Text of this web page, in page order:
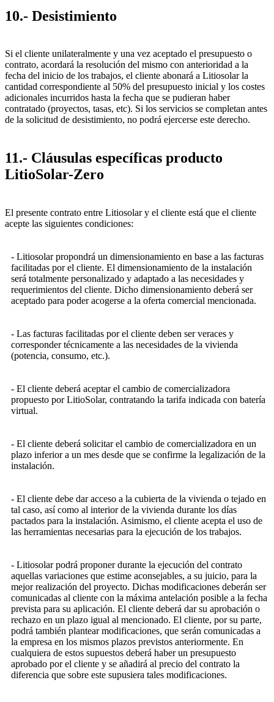
10.- Desistimiento
Si el cliente unilateralmente y una vez aceptado el presupuesto o
contrato, acordará la resolución del mismo con anterioridad a la
fecha del inicio de los trabajos, el cliente abonará a Litiosolar la
cantidad correspondiente al 50% del presupuesto inicial y los costes
adicionales incurridos hasta la fecha que se pudieran haber
contratado (proyectos, tasas, etc). Si los servicios se completan antes
de la solicitud de desistimiento, no podrá ejercerse este derecho.
11.- Cláusulas específicas producto
LitioSolar-Zero
El presente contrato entre Litiosolar y el cliente está que el cliente
acepte las siguientes condiciones:
- Litiosolar propondrá un dimensionamiento en base a las facturas
facilitadas por el cliente. El dimensionamiento de la instalación
será totalmente personalizado y adaptado a las necesidades y
requerimientos del cliente. Dicho dimensionamiento deberá ser
aceptado para poder acogerse a la oferta comercial mencionada.
- Las facturas facilitadas por el cliente deben ser veraces y
corresponder técnicamente a las necesidades de la vivienda
(potencia, consumo, etc.).
- El cliente deberá aceptar el cambio de comercializadora
propuesto por LitioSolar, contratando la tarifa indicada con batería
virtual.
- El cliente deberá solicitar el cambio de comercializadora en un
plazo inferior a un mes desde que se confirme la legalización de la
instalación.
- El cliente debe dar acceso a la cubierta de la vivienda o tejado en
tal caso, así como al interior de la vivienda durante los días
pactados para la instalación. Asimismo, el cliente acepta el uso de
las herramientas necesarias para la ejecución de los trabajos.
- Litiosolar podrá proponer durante la ejecución del contrato
aquellas variaciones que estime aconsejables, a su juicio, para la
mejor realización del proyecto. Dichas modificaciones deberán ser
comunicadas al cliente con la máxima antelación posible a la fecha
prevista para su aplicación. El cliente deberá dar su aprobación o
rechazo en un plazo igual al mencionado. El cliente, por su parte,
podrá también plantear modificaciones, que serán comunicadas a
la empresa en los mismos plazos previstos anteriormente. En
cualquiera de estos supuestos deberá haber un presupuesto
aprobado por el cliente y se añadirá al precio del contrato la
diferencia que sobre este supusiera tales modificaciones.